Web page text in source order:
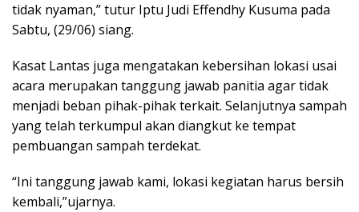
tidak nyaman,” tutur Iptu Judi Effendhy Kusuma pada
Sabtu, (29/06) siang.
Kasat Lantas juga mengatakan kebersihan lokasi usai
acara merupakan tanggung jawab panitia agar tidak
menjadi beban pihak-pihak terkait. Selanjutnya sampah
yang telah terkumpul akan diangkut ke tempat
pembuangan sampah terdekat.
“Ini tanggung jawab kami, lokasi kegiatan harus bersih
kembali,”ujarnya.